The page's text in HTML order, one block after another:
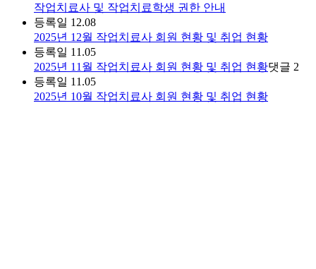
작업치료사 및 작업치료학생 권한 안내
등록일 12.08
2025년 12월 작업치료사 회원 현황 및 취업 현황
등록일 11.05
2025년 11월 작업치료사 회원 현황 및 취업 현황댓글 2
등록일 11.05
2025년 10월 작업치료사 회원 현황 및 취업 현황